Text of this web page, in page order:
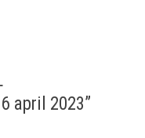
april 2023”